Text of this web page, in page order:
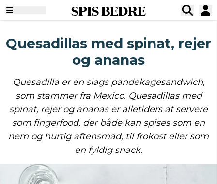
SPIS BEDRE
Quesadillas med spinat, rejer
og ananas
Quesadilla er en slags pandekagesandwich,
som stammer fra Mexico. Quesadillas med
spinat, rejer og ananas er alletiders at servere
som fingerfood, der både kan spises som en
nem og hurtig aftensmad, til frokost eller som
en fyldig snack.